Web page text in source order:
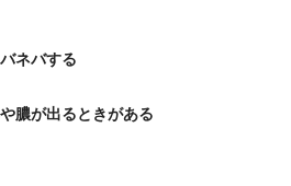
ネバする
膿が出るときがある